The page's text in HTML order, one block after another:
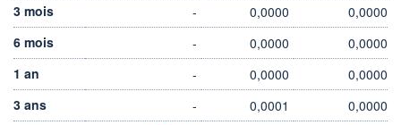
3 mois
- 0,0000
0,0000
6 mois
- 0,0000
0,0000
1 an
- 0,0000
0,0000
3 ans
- 0,0001
0,0000